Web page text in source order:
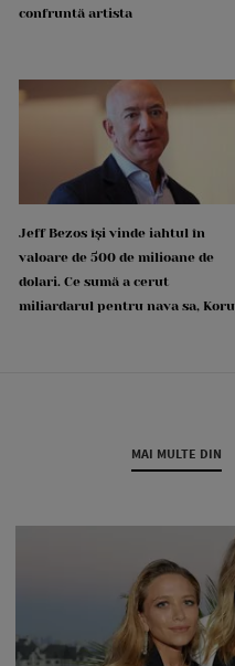
confruntă artista
Jeff Bezos își vinde iahtul în
valoare de 500 de milioane de
dolari. Ce sumă a cerut
miliardarul pentru nava sa, Koru
MAI MULTE DIN